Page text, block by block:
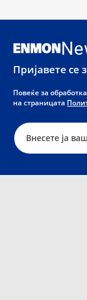
Пријавете се
Повеќе за
на страницата